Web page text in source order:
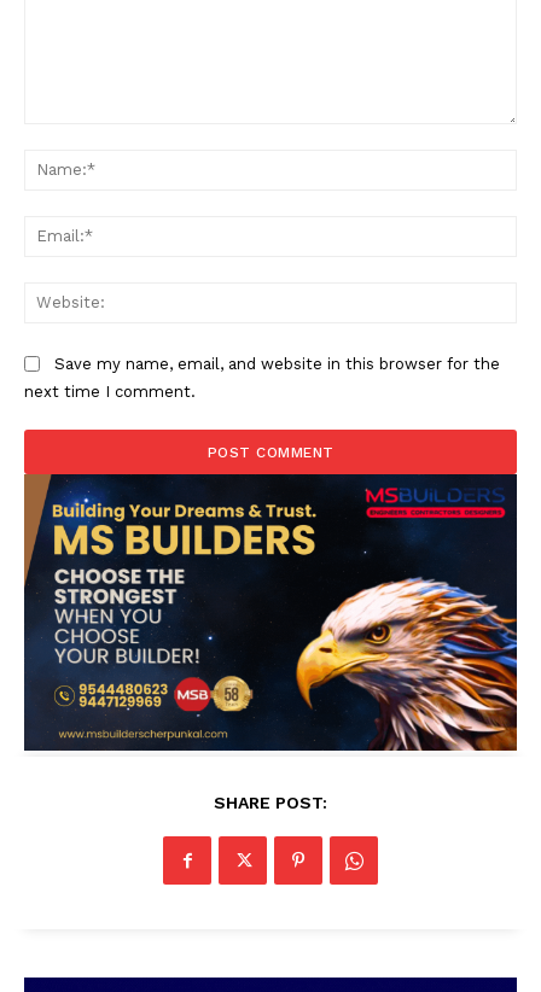
Save my name, email, and website in this browser for the
next time I comment.
SHARE POST: